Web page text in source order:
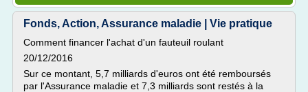
Fonds, Action, Assurance maladie | Vie pratique
Comment financer l'achat d'un fauteuil roulant
20/12/2016
Sur ce montant, 5,7 milliards d'euros ont été remboursés
par l'Assurance maladie et 7,3 milliards sont restés à la